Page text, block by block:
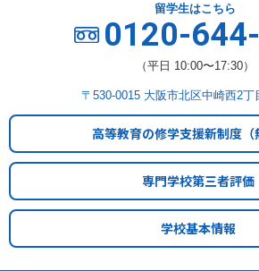
留学生はこちら
0120-
（平日 10:00〜17:30）
〒530-0015 大阪市北区中崎西2丁
高等教育の修学支援新制度
専門学校第三者評価
学校基本情報